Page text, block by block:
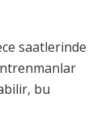
saatlerinde
bu